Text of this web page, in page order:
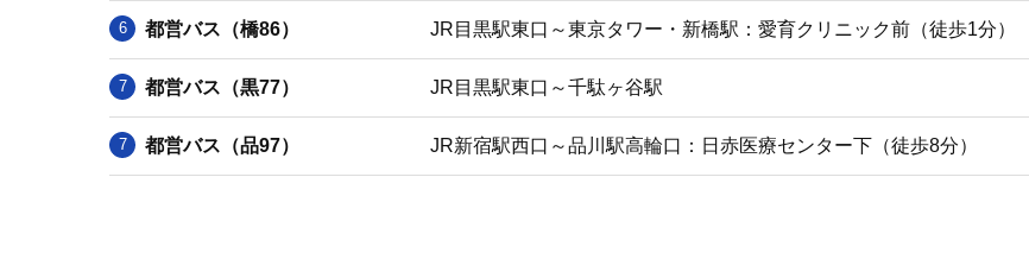
都営バス（橋86） JR目黒駅東口～東京タワー・新橋駅：愛育クリニック前（徒歩1分）
都営バス（黒77） JR目黒駅東口～千駄ヶ谷駅
都営バス（品97） JR新宿駅西口～品川駅高輪口：日赤医療センター下（徒歩8分）